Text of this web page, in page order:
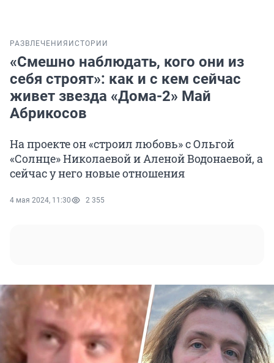
РАЗВЛЕЧЕНИЯ ИСТОРИИ
«Смешно наблюдать, кого они из
себя строят»: как и с кем сейчас
живет звезда «Дома-2» Май
Абрикосов
На проекте он «строил любовь» с Ольгой
«Солнце» Николаевой и Аленой Водонаевой, а
сейчас у него новые отношения
4 мая 2024, 11:30 2 355